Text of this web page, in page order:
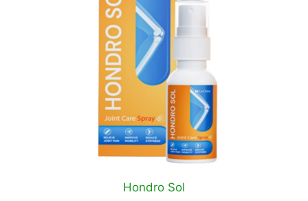
Hondro Sol